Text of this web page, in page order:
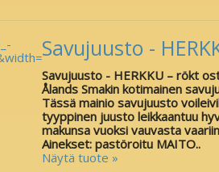
Savujuusto -
Savujuusto - HERKKU – rökt
Ålands Smakin kotimainen
Tässä mainio savujuusto
tyyppinen juusto leikkaantuu
makunsa vuoksi vauvasta
Ainekset: pastöroitu MAITO..
Näytä tuote »